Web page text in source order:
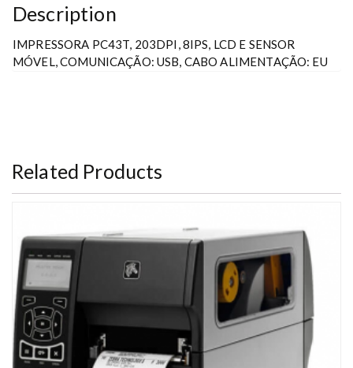
Description
IMPRESSORA PC43T, 203DPI, 8IPS, LCD E SENSOR
MÓVEL, COMUNICAÇÃO: USB, CABO ALIMENTAÇÃO: EU
Related Products